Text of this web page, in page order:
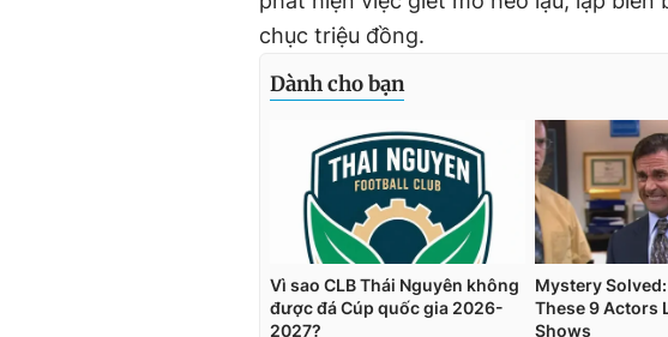
chục triệu đồng.